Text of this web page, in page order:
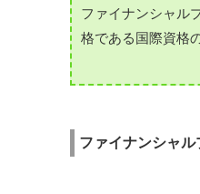
ファイナンシャル
格である国際資格
ファイナンシャ